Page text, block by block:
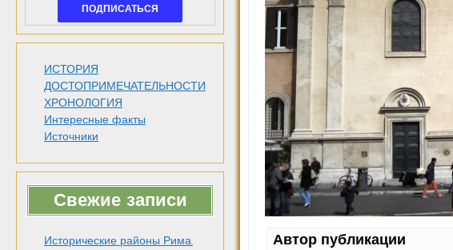
ИСТОРИЯ
ДОСТОПРИМЕЧАТЕЛЬНОСТИ
ХРОНОЛОГИЯ
Интересные факты
Источники
Свежие записи
Исторические районы Рима.
Автор публикации